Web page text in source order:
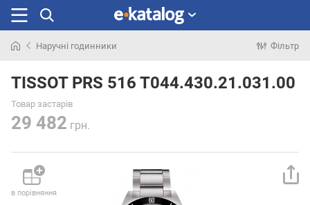
раніше
Наручні годинники Фільтр
TISSOT PRS 516 T044.430.21.031.00
Товар застарів
29 482 грн.
в порівняння